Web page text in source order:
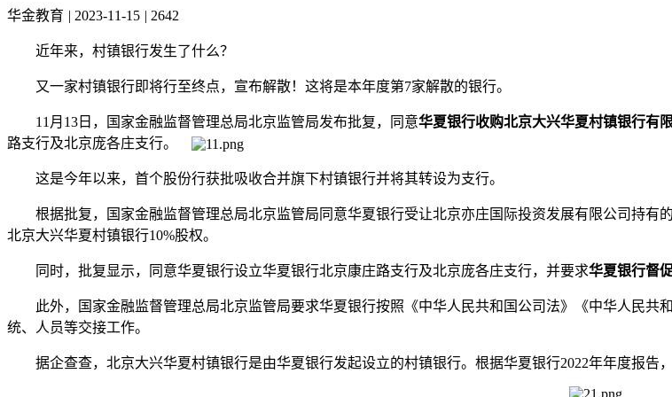
华金教育 | 2023-11-15 | 2642
近年来，村镇银行发生了什么？
又一家村镇银行即将行至终点，宣布解散！ 这将是本年度第7家解散的银行。
11月13日，国家金融监督管理总局北京监管局发布批复，同意华夏银行收购北京大兴华夏村镇银行有
路支行及北京庞各庄支行。
这是今年以来，首个股份行获批吸收合并旗下村镇银行并将其转设为支行。
根据批复，国家金融监督管理总局北京监管局同意华夏银行受让北京亦庄国际投资发展有限公司持有
北京大兴华夏村镇银行10%股权。
同时，批复显示，同意华夏银行设立华夏银行北京康庄路支行及北京庞各庄支行，并要求华夏银行督
此外，国家金融监督管理总局北京监管局要求华夏银行按照《中华人民共和国公司法》《中华人民共
统、人员等交接工作。
据企查查，北京大兴华夏村镇银行是由华夏银行发起设立的村镇银行。根据华夏银行2022年年度报告，